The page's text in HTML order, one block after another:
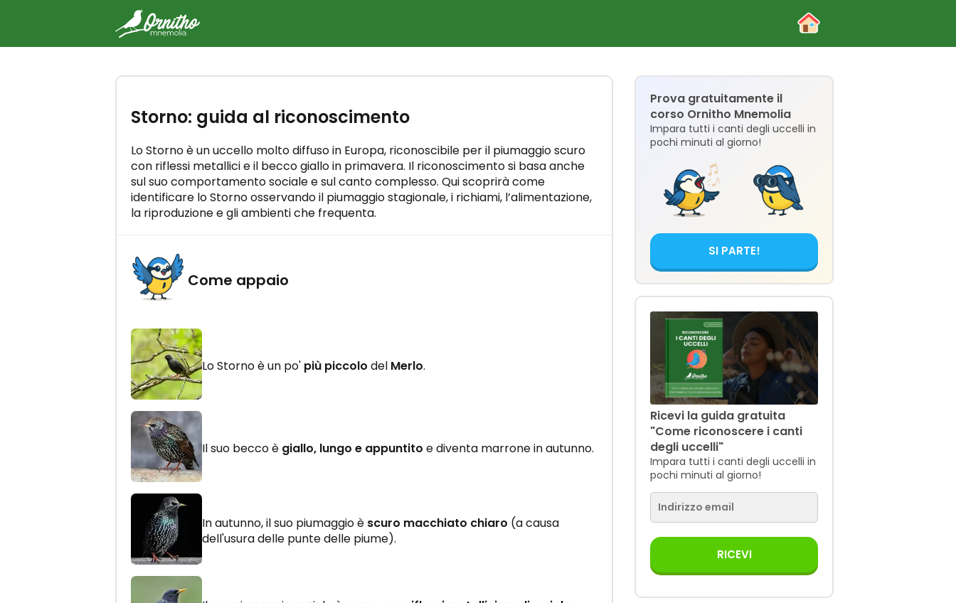
Storno: guida al riconoscimento
Lo Storno è un uccello molto diffuso in Europa, riconoscibile per il piumaggio scuro
con riflessi metallici e il becco giallo in primavera. Il riconoscimento si basa anche
sul suo comportamento sociale e sul canto complesso. Qui scoprirà come
identificare lo Storno osservando il piumaggio stagionale, i richiami, l’alimentazione,
la riproduzione e gli ambienti che frequenta.
Come appaio
Lo Storno è un po' più piccolo del Merlo.
Il suo becco è giallo, lungo e appuntito e diventa marrone in autunno.
In autunno, il suo piumaggio è scuro macchiato chiaro (a causa
dell'usura delle punte delle piume).
Ricevi la guida gratuita "Come
riconoscere i canti degli uccelli"
Impara tutti i canti degli uccelli in pochi
minuti al giorno!
Prova gratuitamente il
corso Ornitho Mnemolia
Impara tutti i canti degli uccelli in
pochi minuti al giorno!
SI PARTE!
Ricevi la guida gratuita
"Come riconoscere i canti
degli uccelli"
Impara tutti i canti degli uccelli in
pochi minuti al giorno!
RICEVI